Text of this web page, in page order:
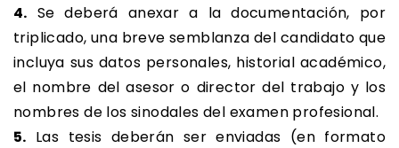
4. Se deberá anexar a la documentación, por
triplicado, una breve semblanza del candidato que
incluya sus datos personales, historial académico,
el nombre del asesor o director del trabajo y los
nombres de los sinodales del examen profesional.
5. Las tesis deberán ser enviadas (en formato